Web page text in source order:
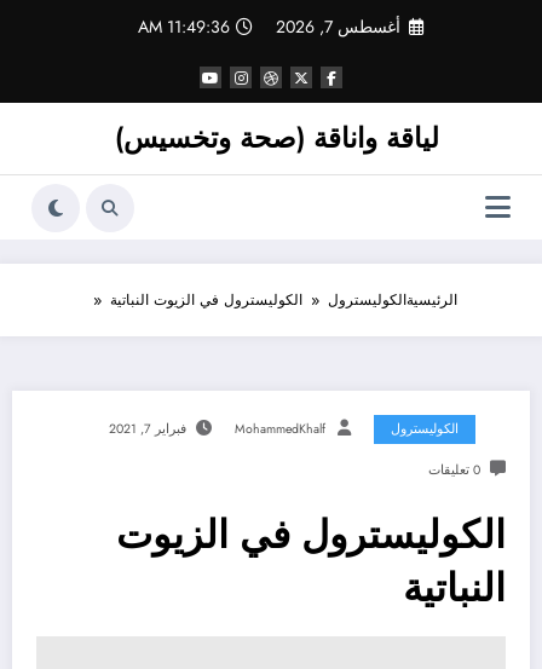
أغسطس 7, 2026 11:49:37 AM
لياقة واناقة (صحة وتخسيس)
الرئيسيةالكوليسترول الكوليسترول في الزيوت النباتية
الكوليسترول MohammedKhalf فبراير 7, 2021
0 تعليقات
الكوليسترول في الزيوت
النباتية